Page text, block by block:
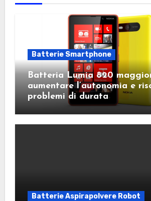
Batterie Smartphone
Batteria Lumia 820
aumentare l’autonomia e
problemi di durata
Batterie Aspirapolvere Robot